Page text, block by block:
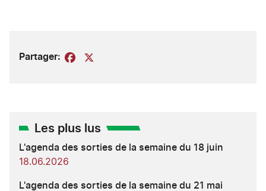
Partager: Facebook
Les plus lus
L'agenda des sorties de la semaine du 18 juin
18.06.2026
L'agenda des sorties de la semaine du 21 mai